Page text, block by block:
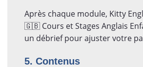
Après chaque module, Kitty
🇬🇧 Cours et Stages Anglais
un débrief pour ajuster votre
5. Contenus